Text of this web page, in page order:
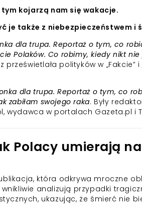
tym kojarzą nam się wakacje.
je także z niebezpieczeństwem i
dla trupa. Reportaż o tym, co
Polaków. Co robimy, kiedy nikt
polityków w „Fakcie” i
dla trupa. Reportaż o tym, co
zabiłam swojego raka. Były
wydawca w portalach Gazeta.pl i
Polacy umierają
która odkrywa mroczne
analizują przypadki
ukazując, że śmierć nie